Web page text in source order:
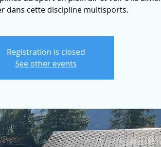
dans cette discipline multisports.
Registration is closed
See other events